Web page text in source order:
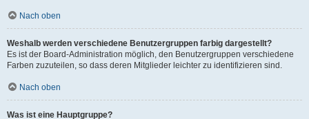
Nach oben
Weshalb werden verschiedene Benutzergruppen farbig dargestellt?
Es ist der Board-Administration möglich, den Benutzergruppen verschiedene
Farben zuzuteilen, so dass deren Mitglieder leichter zu identifizieren sind.
Nach oben
Was ist eine Hauptgruppe?